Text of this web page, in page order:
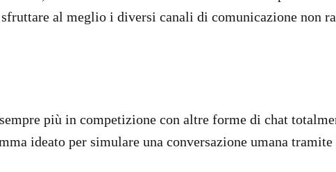
al meglio i diversi canali di comunicazione non
più in competizione con altre forme di chat
ideato per simulare una conversazione umana